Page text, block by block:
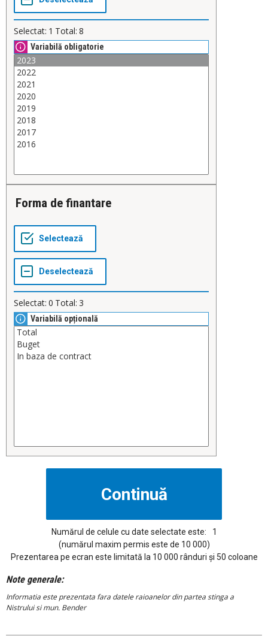
Selectat: 1 Total: 8
Variabilă obligatorie
Forma de finantare
Selectat: 0 Total: 3
Variabilă opțională
Numărul de celule cu date selectate este:
1
(numărul maxim permis este de 10 000)
Prezentarea pe ecran este limitată la 10 000 rânduri și 50 coloane
Note generale:
Informatia este prezentata fara datele raioanelor din partea stinga a
Nistrului si mun. Bender